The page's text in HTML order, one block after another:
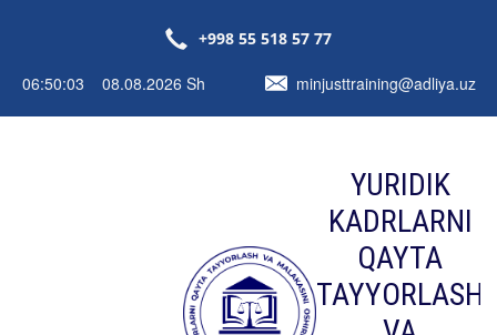
+998 55 518 57 77
06:50:03 08.08.2026 Sh minjusttraining@adliya.uz
YURIDIK
KADRLARNI
QAYTA
TAYYORLASH